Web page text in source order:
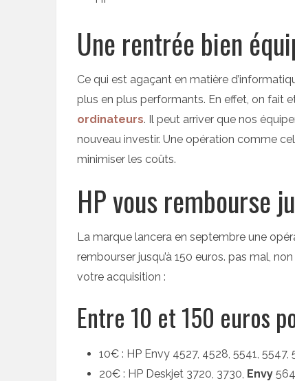
Une rentrée bien
Ce qui est agaçant en matière
plus en plus performants. En effet, on fait
ordinateurs. Il peut arriver que nos
nouveau investir. Une opération comme
minimiser les coûts.
HP vous rembourse
La marque lancera en septembre une
rembourser jusqu’à 150 euros. pas mal,
votre acquisition :
Entre 10 et 150 euros
10€ : HP Envy 4527, 4528, 5541, 5547,
20€ : HP Deskjet 3720, 3730, Envy